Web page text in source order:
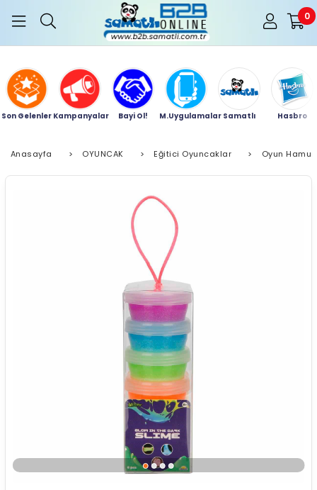
0
Son Gelenler Kampanyalar Bayi Ol! M.Uygulamalar Samatlı Hasbro
Anasayfa > OYUNCAK > Eğitici Oyuncaklar > Oyun